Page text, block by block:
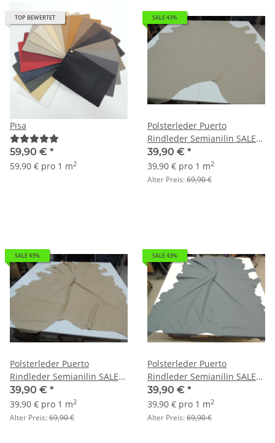
TOP BEWERTET
Pisa
59,90 € *
59,90 € pro 1 m2
SALE 43%
Polsterleder Puerto
Rindleder Semianilin SALE
natur
39,90 € *
39,90 € pro 1 m2
Alter Preis:69,90 €
SALE 43%
Polsterleder Puerto
Rindleder Semianilin SALE
sand (wolkeneffekt)
39,90 € *
39,90 € pro 1 m2
Alter Preis:69,90 €
SALE 43%
Polsterleder Puerto
Rindleder Semianilin SALE
smoke
39,90 € *
39,90 € pro 1 m2
Alter Preis:69,90 €